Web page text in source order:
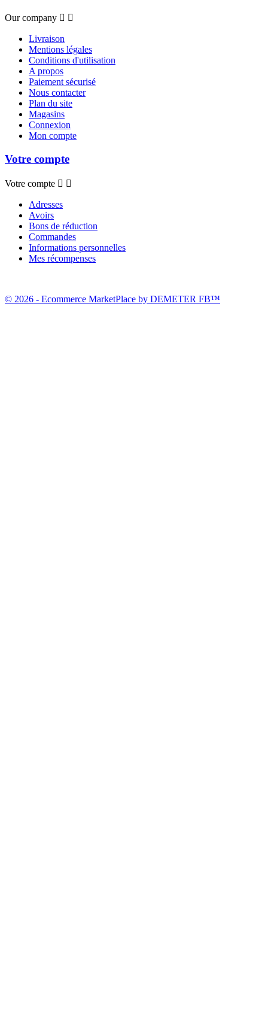
Our company  
Livraison
Mentions légales
Conditions d'utilisation
A propos
Paiement sécurisé
Nous contacter
Plan du site
Magasins
Connexion
Mon compte
Votre compte
Votre compte  
Adresses
Avoirs
Bons de réduction
Commandes
Informations personnelles
Mes récompenses
© 2026 - Ecommerce MarketPlace by DEMETER FB™